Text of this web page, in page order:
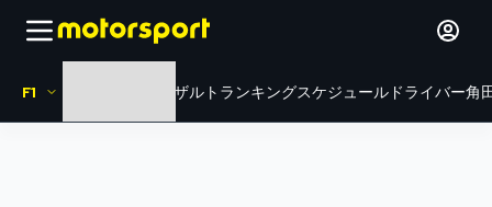
F1 リザルト ランキングスケジュール ドライバー角